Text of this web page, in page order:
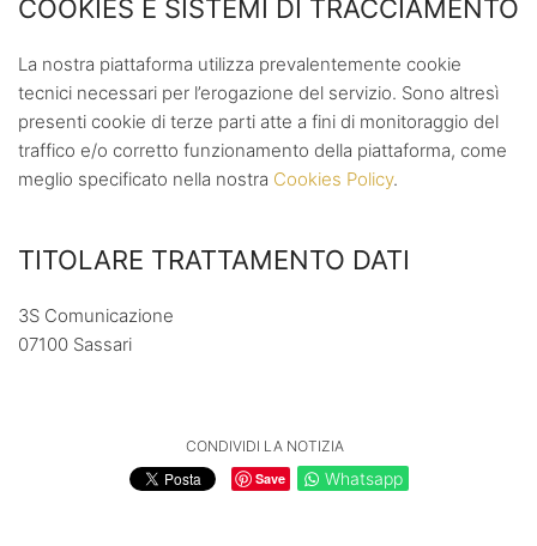
COOKIES E SISTEMI DI TRACCIAMENTO
La nostra piattaforma utilizza prevalentemente cookie
tecnici necessari per l’erogazione del servizio. Sono altresì
presenti cookie di terze parti atte a fini di monitoraggio del
traffico e/o corretto funzionamento della piattaforma, come
meglio specificato nella nostra Cookies Policy.
TITOLARE TRATTAMENTO DATI
3S Comunicazione
07100 Sassari
CONDIVIDI LA NOTIZIA
Save
Whatsapp